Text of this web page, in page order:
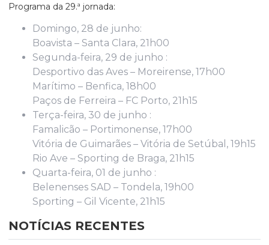
Programa da 29.ª jornada:
Domingo, 28 de junho:
Boavista – Santa Clara, 21h00
Segunda-feira, 29 de junho :
Desportivo das Aves – Moreirense, 17h00
Marítimo – Benfica, 18h00
Paços de Ferreira – FC Porto, 21h15
Terça-feira, 30 de junho :
Famalicão – Portimonense, 17h00
Vitória de Guimarães – Vitória de Setúbal, 19h15
Rio Ave – Sporting de Braga, 21h15
Quarta-feira, 01 de junho :
Belenenses SAD – Tondela, 19h00
Sporting – Gil Vicente, 21h15
NOTÍCIAS RECENTES